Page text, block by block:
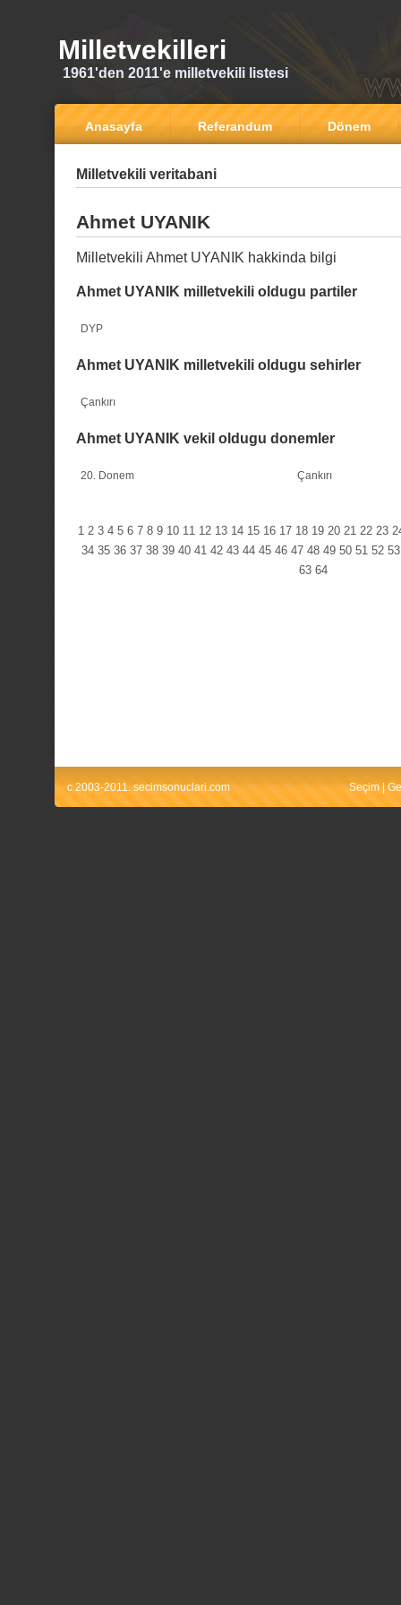
Milletvekilleri
1961'den 2011'e milletvekili listesi
Anasayfa Referandum Dönem
Milletvekili veritabani
Ahmet UYANIK
Milletvekili Ahmet UYANIK hakkinda bilgi
Ahmet UYANIK milletvekili oldugu partiler
DYP
Ahmet UYANIK milletvekili oldugu sehirler
Çankırı
Ahmet UYANIK vekil oldugu donemler
20. Donem Çankırı
1 2 3 4 5 6 7 8 9 10 11 12 13 14 15 16 17 18 19 20 21 22 23
34 35 36 37 38 39 40 41 42 43 44 45 46 47 48 49 50 51 52 53
63 64
c 2003-2011. secimsonuclari.com Seçim